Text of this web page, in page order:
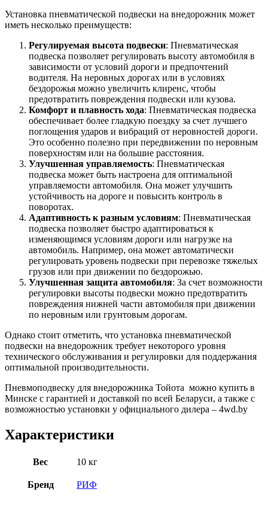
Установка пневматической подвески на внедорожник может
иметь несколько преимуществ:
Регулируемая высота подвески: Пневматическая
подвеска позволяет регулировать высоту автомобиля в
зависимости от условий дороги и предпочтений
водителя. На неровных дорогах или в условиях
бездорожья можно увеличить клиренс, чтобы
предотвратить повреждения подвески или кузова.
Комфорт и плавность хода: Пневматическая подвеска
обеспечивает более гладкую поездку за счет лучшего
поглощения ударов и вибраций от неровностей дороги.
Это особенно полезно при передвижении по неровным
поверхностям или на большие расстояния.
Улучшенная управляемость: Пневматическая
подвеска может быть настроена для оптимальной
управляемости автомобиля. Она может улучшить
устойчивость на дороге и повысить контроль в
поворотах.
Адаптивность к разным условиям: Пневматическая
подвеска позволяет быстро адаптироваться к
изменяющимся условиям дороги или нагрузке на
автомобиль. Например, она может автоматически
регулировать уровень подвески при перевозке тяжелых
грузов или при движении по бездорожью.
Улучшенная защита автомобиля: За счет возможности
регулировки высоты подвески можно предотвратить
повреждения нижней части автомобиля при движении
по неровным или грунтовым дорогам.
Однако стоит отметить, что установка пневматической
подвески на внедорожник требует некоторого уровня
технического обслуживания и регулировки для поддержания
оптимальной производительности.
Пневмоподвеску для внедорожника Тойота можно купить в
Минске с гарантией и доставкой по всей Беларуси, а также с
возможностью установки у официального дилера – 4wd.by
Характеристики
Вес 10 кг
Бренд РИФ